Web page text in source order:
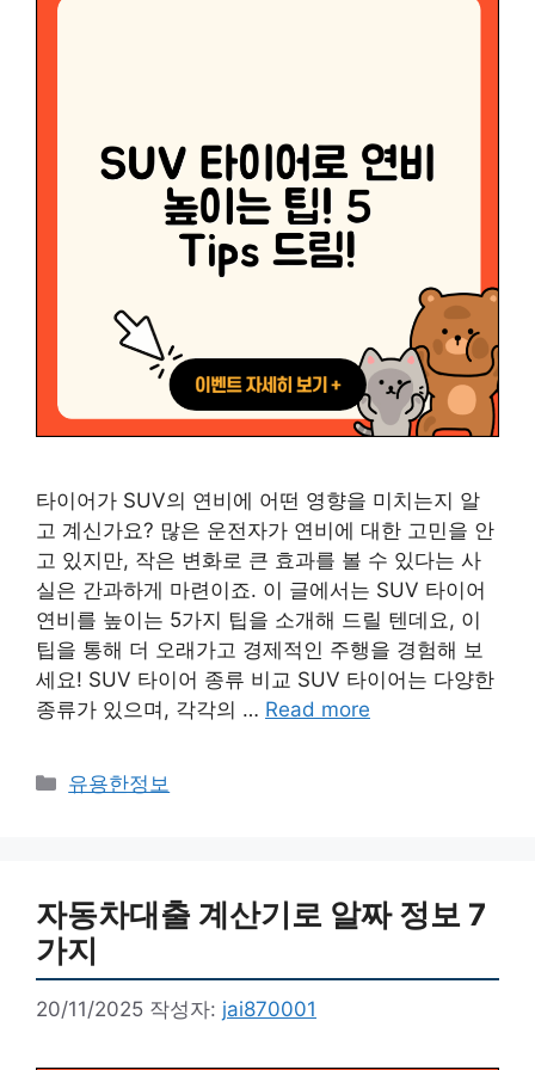
타이어가 SUV의 연비에 어떤 영향을 미치는지 알
고 계신가요? 많은 운전자가 연비에 대한 고민을 안
고 있지만, 작은 변화로 큰 효과를 볼 수 있다는 사
실은 간과하게 마련이죠. 이 글에서는 SUV 타이어
연비를 높이는 5가지 팁을 소개해 드릴 텐데요, 이
팁을 통해 더 오래가고 경제적인 주행을 경험해 보
세요! SUV 타이어 종류 비교 SUV 타이어는 다양한
종류가 있으며, 각각의 … Read more
카
유용한정보
자동차대출 계산기로 알짜 정보 7
가지
20/11/2025 작성자: jai870001